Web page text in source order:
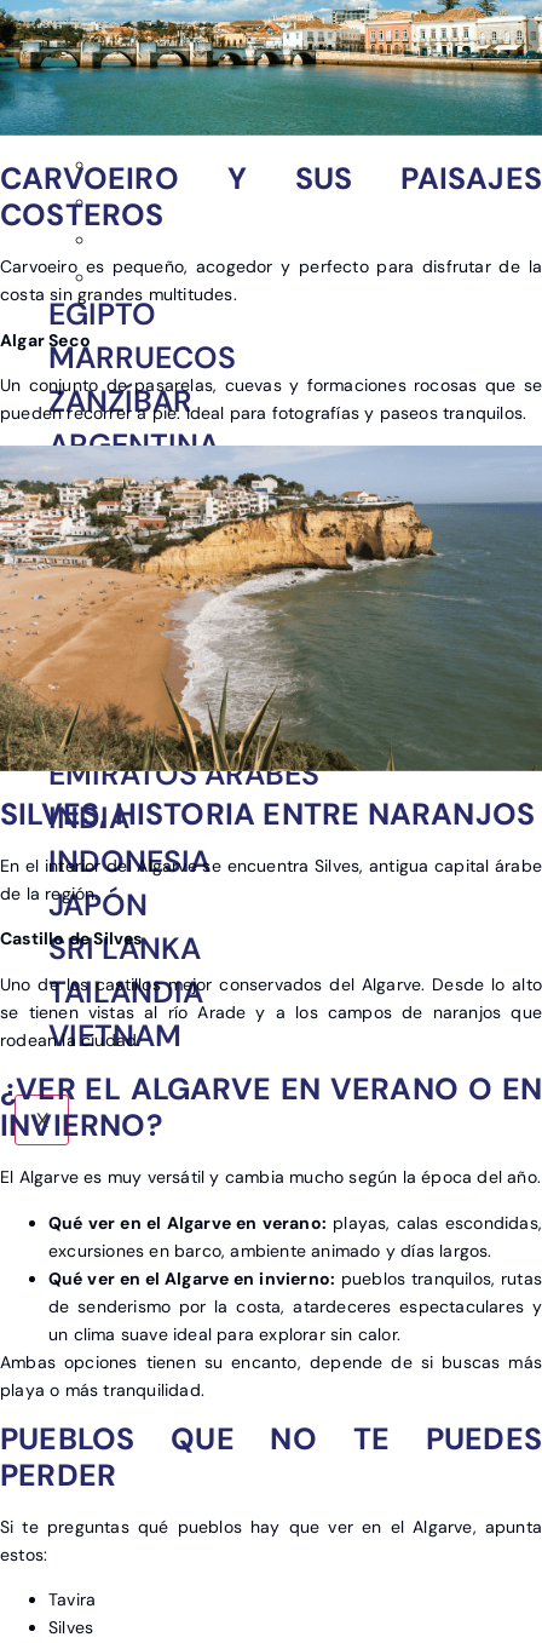
EGIPTO
MARRUECOS
ZANZÍBAR
ARGENTINA
COLOMBIA
LAS BAHAMAS
MÉXICO
PERÚ
REPÚBLICA
DOMINICANA
CHINA
EMIRATOS ÁRABES
INDIA
INDONESIA
JAPÓN
SRI LANKA
TAILANDIA
VIETNAM
X
CARVOEIRO Y SUS PAISAJES
COSTEROS
Carvoeiro es pequeño, acogedor y perfecto para disfrutar de la
costa sin grandes multitudes.
Algar Seco
Un conjunto de pasarelas, cuevas y formaciones rocosas que se
pueden recorrer a pie. Ideal para fotografías y paseos tranquilos.
SILVES, HISTORIA ENTRE NARANJOS
En el interior del Algarve se encuentra Silves, antigua capital árabe
de la región.
Castillo de Silves
Uno de los castillos mejor conservados del Algarve. Desde lo alto
se tienen vistas al río Arade y a los campos de naranjos que
rodean la ciudad.
¿VER EL ALGARVE EN VERANO O EN
INVIERNO?
El Algarve es muy versátil y cambia mucho según la época del año.
Qué ver en el Algarve en verano: playas, calas escondidas,
excursiones en barco, ambiente animado y días largos.
Qué ver en el Algarve en invierno: pueblos tranquilos, rutas
de senderismo por la costa, atardeceres espectaculares y
un clima suave ideal para explorar sin calor.
Ambas opciones tienen su encanto, depende de si buscas más
playa o más tranquilidad.
PUEBLOS QUE NO TE PUEDES
PERDER
Si te preguntas qué pueblos hay que ver en el Algarve, apunta
estos:
Tavira
Silves